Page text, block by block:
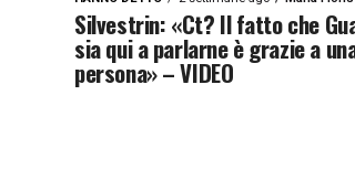
Silvestrin: «Ct? Il fatto che
sia qui a parlarne è grazie a
persona» – VIDEO